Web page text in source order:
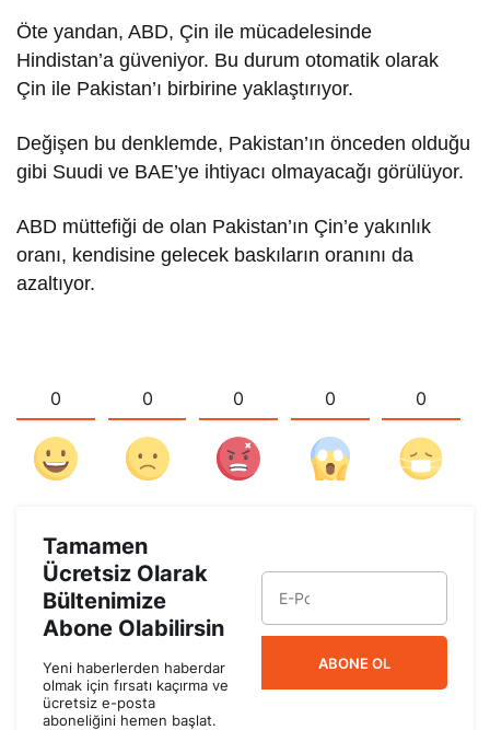
Öte yandan, ABD, Çin ile mücadelesinde
Hindistan’a güveniyor. Bu durum otomatik olarak
Çin ile Pakistan’ı birbirine yaklaştırıyor.
Değişen bu denklemde, Pakistan’ın önceden olduğu
gibi Suudi ve BAE’ye ihtiyacı olmayacağı görülüyor.
ABD müttefiği de olan Pakistan’ın Çin’e yakınlık
oranı, kendisine gelecek baskıların oranını da
azaltıyor.
0 0 0 0 0
Tamamen
Ücretsiz Olarak
Bültenimize
Abone Olabilirsin
Yeni haberlerden haberdar
olmak için fırsatı kaçırma ve
ücretsiz e-posta
aboneliğini hemen başlat.
ABONE OL